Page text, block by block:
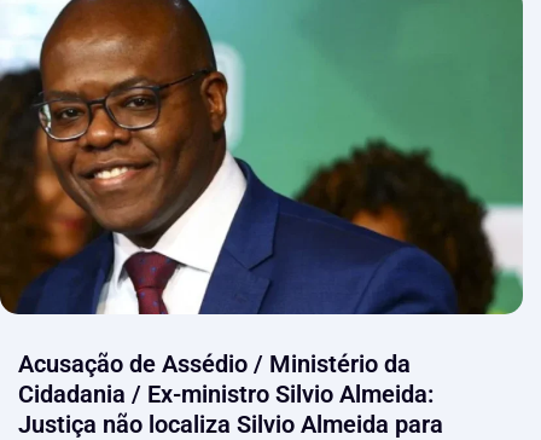
Acusação de Assédio / Ministério da
Cidadania / Ex-ministro Silvio Almeida:
Justiça não localiza Silvio Almeida para